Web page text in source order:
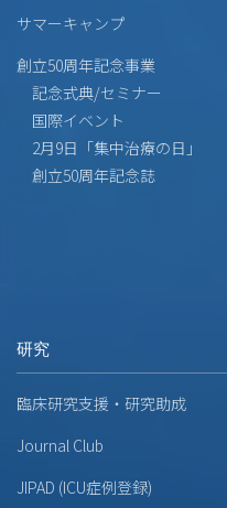
サマーキャンプ
創立50周年記念事業
記念式典/セミナー
国際イベント
2月9日「集中治療の日」
創立50周年記念誌
研究
臨床研究支援・研究助成
Journal Club
JIPAD (ICU症例登録)